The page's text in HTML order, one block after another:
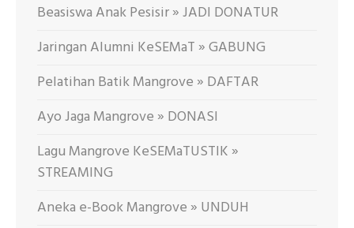
Beasiswa Anak Pesisir » JADI DONATUR
Jaringan Alumni KeSEMaT » GABUNG
Pelatihan Batik Mangrove » DAFTAR
Ayo Jaga Mangrove » DONASI
Lagu Mangrove KeSEMaTUSTIK »
STREAMING
Aneka e-Book Mangrove » UNDUH